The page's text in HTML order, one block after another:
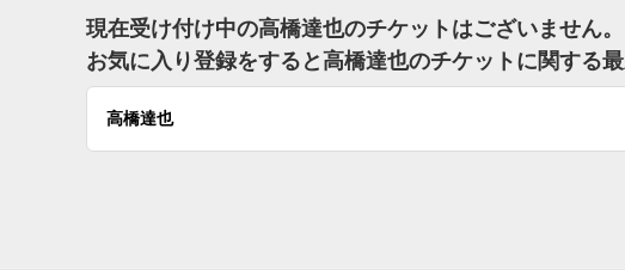
現在受け付け中の高橋達也のチケットはございません。
お気に入り登録をすると高橋達也のチケットに関する
高橋達也